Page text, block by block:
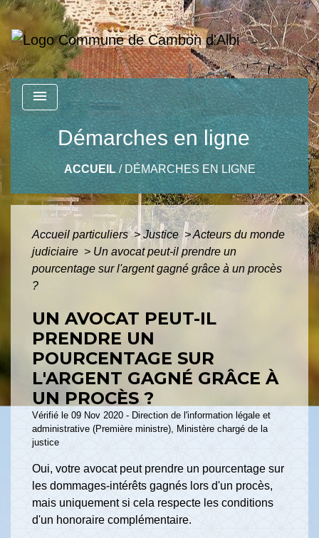
menu
Démarches en ligne
ACCUEIL/ DÉMARCHES EN LIGNE
Accueil particuliers> Justice>Acteurs du monde
judiciaire > Un avocat peut-il prendre un
pourcentage sur l'argent gagné grâce à un procès
?
UN AVOCAT PEUT-IL
PRENDRE UN
POURCENTAGE SUR
L'ARGENT GAGNÉ GRÂCE À
UN PROCÈS ?
Vérifié le 09 Nov 2020 - Direction de l'information légale et
administrative (Première ministre), Ministère chargé de la
justice
Oui, votre avocat peut prendre un pourcentage sur
les dommages-intérêts gagnés lors d'un procès,
mais uniquement si cela respecte les conditions
d'un honoraire complémentaire.